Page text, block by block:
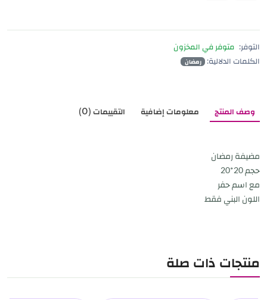
التوفر: متوفر في المخزون
الكلمات الدلالية:
رمضان
وصف المنتج معلومات إضافية التقييمات (0)
مضيفة رمضان
حجم 20*20
مع اسم حفر
اللون البني فقط
منتجات ذات صلة